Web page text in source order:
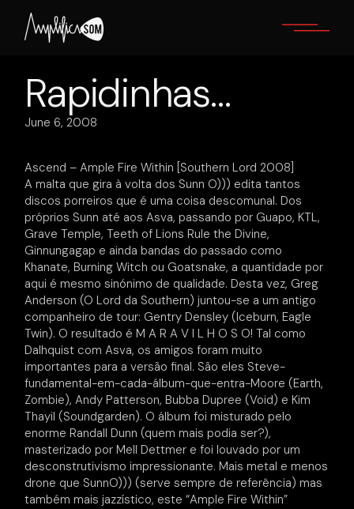
content
Rapidinhas…
June 6, 2008
Ascend – Ample Fire Within [Southern Lord 2008]
A malta que gira à volta dos Sunn O))) edita tantos
discos porreiros que é uma coisa descomunal. Dos
próprios Sunn até aos Asva, passando por Guapo, KTL,
Grave Temple, Teeth of Lions Rule the Divine,
Ginnungagap e ainda bandas do passado como
Khanate, Burning Witch ou Goatsnake, a quantidade por
aqui é mesmo sinónimo de qualidade. Desta vez, Greg
Anderson (O Lord da Southern) juntou-se a um antigo
companheiro de tour: Gentry Densley (Iceburn, Eagle
Twin). O resultado é M A R A V I L H O S O! Tal como
Dalhquist com Asva, os amigos foram muito
importantes para a versão final. São eles Steve-
fundamental-em-cada-álbum-que-entra-Moore (Earth,
Zombie), Andy Patterson, Bubba Dupree (Void) e Kim
Thayil (Soundgarden). O álbum foi misturado pelo
enorme Randall Dunn (quem mais podia ser?),
masterizado por Mell Dettmer e foi louvado por um
desconstrutivismo impressionante. Mais metal e menos
drone que SunnO))) (serve sempre de referência) mas
também mais jazzístico, este “Ample Fire Within”